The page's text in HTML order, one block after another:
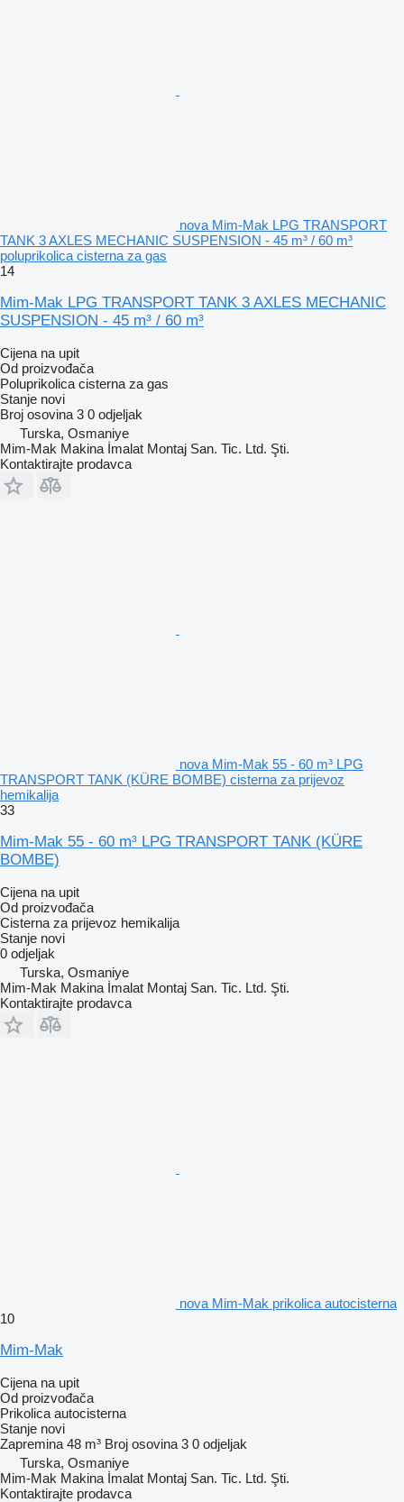
nova Mim-Mak LPG TRANSPORT
TANK 3 AXLES MECHANIC SUSPENSION - 45 m³ / 60 m³
poluprikolica cisterna za gas
14
Mim-Mak LPG TRANSPORT TANK 3 AXLES MECHANIC
SUSPENSION - 45 m³ / 60 m³
Cijena na upit
Od proizvođača
Poluprikolica cisterna za gas
Stanje novi
Broj osovina 3 0 odjeljak
Turska, Osmaniye
Mim-Mak Makina İmalat Montaj San. Tic. Ltd. Şti.
Kontaktirajte prodavca
nova Mim-Mak 55 - 60 m³ LPG
TRANSPORT TANK (KÜRE BOMBE) cisterna za prijevoz
hemikalija
33
Mim-Mak 55 - 60 m³ LPG TRANSPORT TANK (KÜRE
BOMBE)
Cijena na upit
Od proizvođača
Cisterna za prijevoz hemikalija
Stanje novi
0 odjeljak
Turska, Osmaniye
Mim-Mak Makina İmalat Montaj San. Tic. Ltd. Şti.
Kontaktirajte prodavca
nova Mim-Mak prikolica autocisterna
10
Mim-Mak
Cijena na upit
Od proizvođača
Prikolica autocisterna
Stanje novi
Zapremina 48 m³ Broj osovina 3 0 odjeljak
Turska, Osmaniye
Mim-Mak Makina İmalat Montaj San. Tic. Ltd. Şti.
Kontaktirajte prodavca